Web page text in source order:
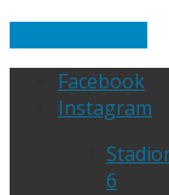
Facebook
Instagram
6